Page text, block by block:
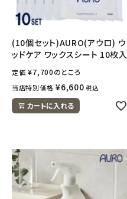
(10個セット)AURO(アウロ) ウ
ッドケア ワックスシート 10枚入
定価 ¥7,700のところ
当店特別価格 ¥6,600 税込
カートに入れる